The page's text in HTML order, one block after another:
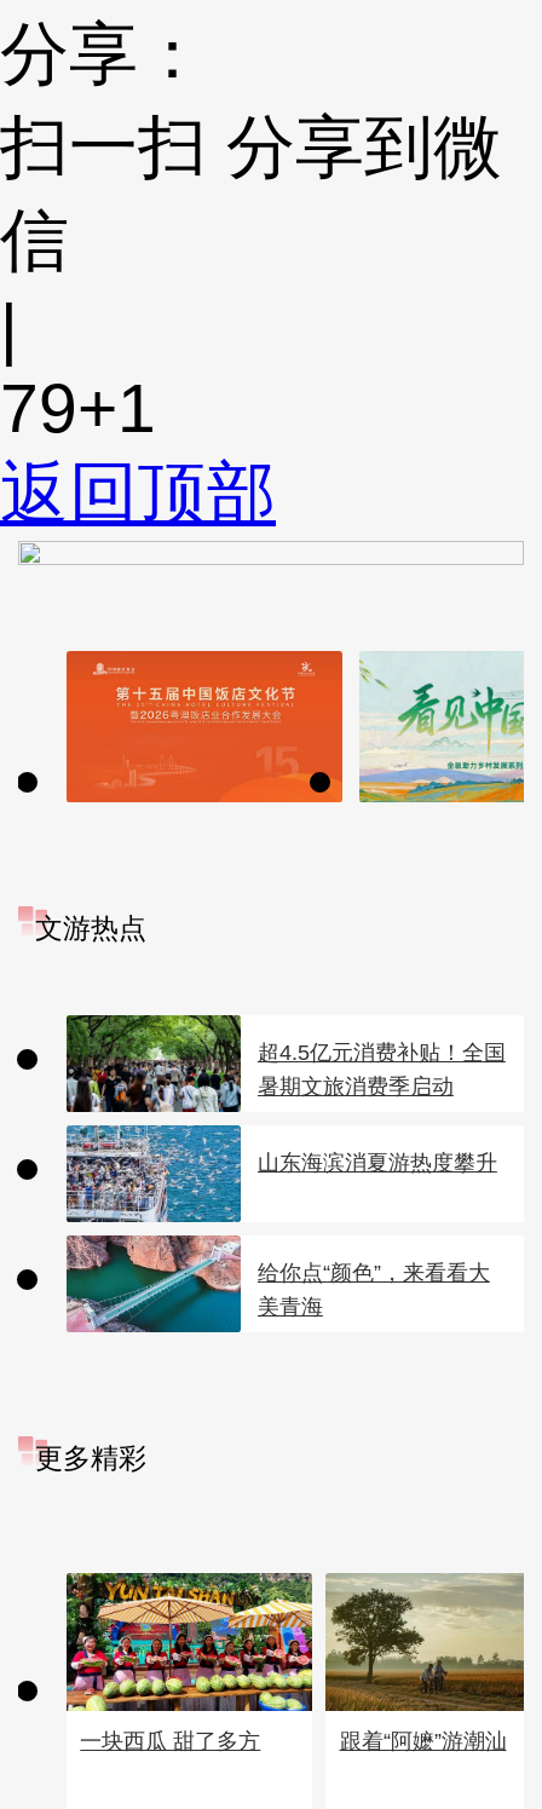
分享：
扫一扫 分享到微
信
|
79+1
返回顶部
文游热点
超4.5亿元消费补贴！全国
暑期文旅消费季启动
山东海滨消夏游热度攀升
给你点“颜色”，来看看大
美青海
更多精彩
一块西瓜 甜了多方 跟着“阿嬷”游潮汕